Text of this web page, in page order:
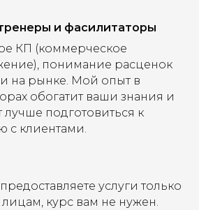
и фасилитаторы
КП (коммерческое
понимание расценок
на рынке. Мой опыт в
обогатит ваши знания и
подготовиться к
с клиентами.
услуги только
курс вам не нужен.